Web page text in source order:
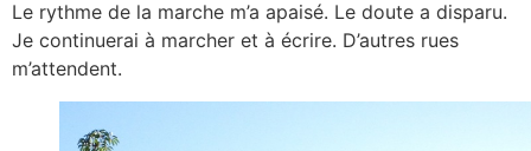
Le rythme de la marche m’a apaisé. Le doute a disparu.
Je continuerai à marcher et à écrire. D’autres rues
m’attendent.